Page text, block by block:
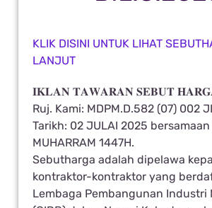
KLIK DISINI UNTUK LIHAT
LANJUT
𝐈𝐊𝐋𝐀𝐍 𝐓𝐀𝐖𝐀𝐑𝐀𝐍 𝐒𝐄𝐁𝐔𝐓
Ruj. Kami: MDPM.D.582 (07) 002
Tarikh: 02 JULAI 2025
MUHARRAM 1447H.
Sebutharga adalah dipelawa
kontraktor-kontraktor yang
Lembaga Pembangunan Industri